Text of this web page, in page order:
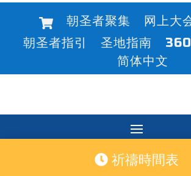
朝圣者聚集 网上大
朝圣者指引
圣地指南
简体中文
祈禱時間表